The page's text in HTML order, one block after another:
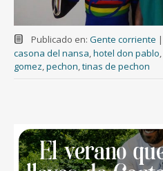
Publicado en: Gente corriente |
casona del nansa,hotel don pablo,
gomez,pechon,tinas de pechon